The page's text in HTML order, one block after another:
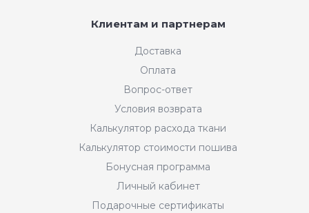
Клиентам и партнерам
Доставка
Оплата
Вопрос-ответ
Условия возврата
Калькулятор расхода ткани
Калькулятор стоимости пошива
Бонусная программа
Личный кабинет
Подарочные сертификаты